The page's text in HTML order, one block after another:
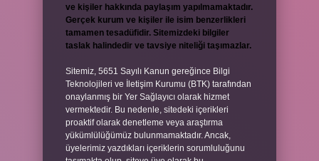
ve kişiler hakkında paylaşım yapılmamaktadır.
Gerçek kurum ve kişiler ile isim benzerlikleri
tamamen tesadüfidir. Sitemizdeki bilgiler
taslak halindedir ve tavsiye niteliği taşımazlar.
Sitemiz, 5651 Sayılı Kanun gereğince Bilgi
Teknolojileri ve İletişim Kurumu (BTK) tarafından
onaylanmış bir Yer Sağlayıcı olarak hizmet
vermektedir. Bu nedenle, sitedeki içerikleri
proaktif olarak denetleme veya araştırma
yükümlülüğümüz bulunmamaktadır. Ancak,
üyelerimiz yazdıkları içeriklerin sorumluluğunu